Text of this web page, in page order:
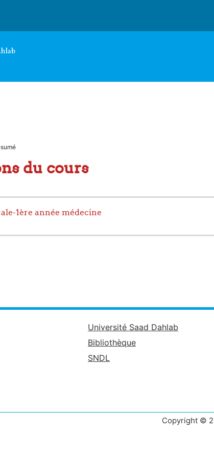
du cours
1ère année médecine
Université Saad Dahlab
Bibliothèque
SNDL
Copyright ©